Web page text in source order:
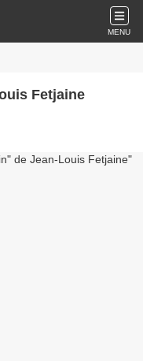
MENU
Fetjaine